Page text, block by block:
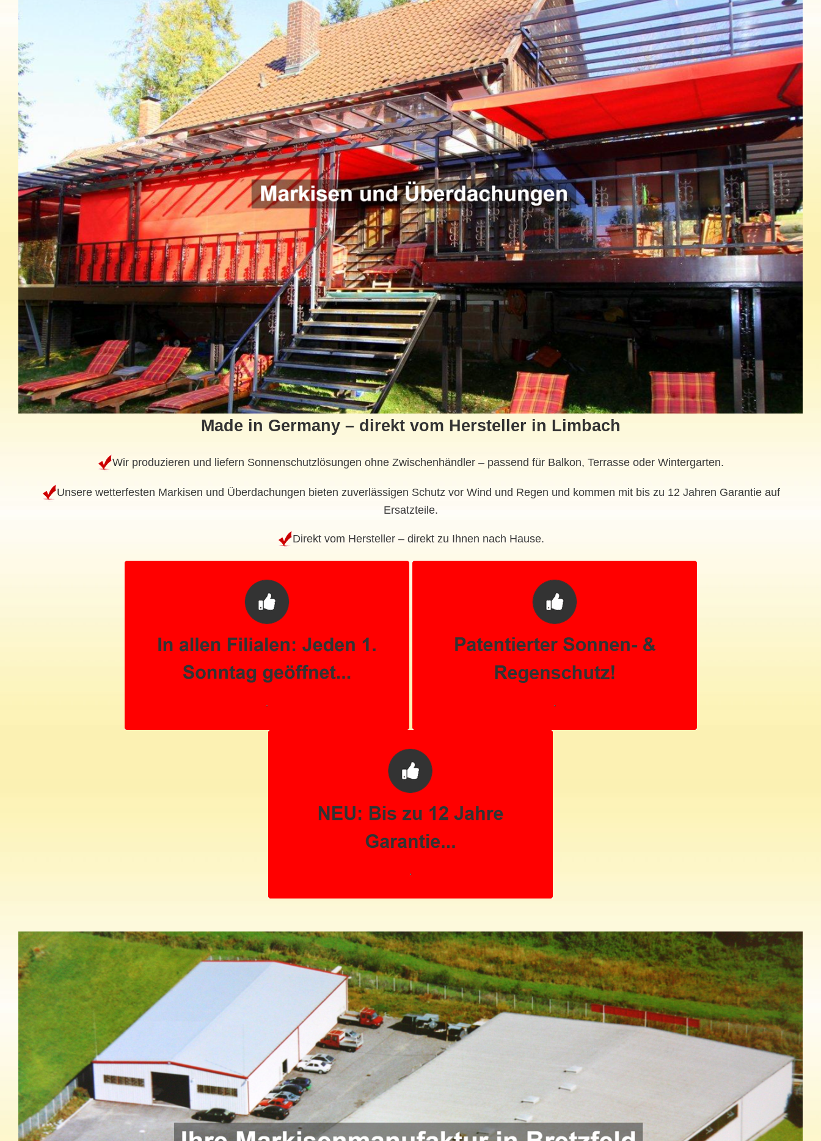
Made in Germany – direkt vom Hersteller in Limbach
Wir produzieren und liefern Sonnenschutzlösungen ohne Zwischenhändler – passend für Balkon, Terrasse oder Wintergarten.
Unsere wetterfesten Markisen und Überdachungen bieten zuverlässigen Schutz vor Wind und Regen und kommen mit bis zu 12 Jahren Garantie auf
Ersatzteile.
Direkt vom Hersteller – direkt zu Ihnen nach Hause.